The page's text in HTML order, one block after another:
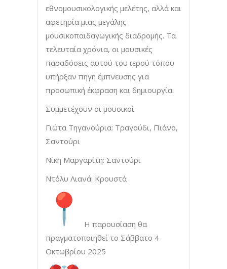
εθνομουσικολογικής μελέτης, αλλά και
αφετηρία μιας μεγάλης
μουσικοπαιδαγωγικής διαδρομής. Τα
τελευταία χρόνια, οι μουσικές
παραδόσεις αυτού του ιερού τόπου
υπήρξαν πηγή έμπνευσης για
προσωπική έκφραση και δημιουργία.
Συμμετέχουν οι μουσικοί
Γιώτα Τηγανούρια: Τραγούδι, Πιάνο,
Σαντούρι
Νίκη Μαργαρίτη: Σαντούρι
Ντόλυ Λιανά: Κρουστά
Η παρουσίαση θα
πραγματοποιηθεί το Σάββατο 4
Οκτωβρίου 2025